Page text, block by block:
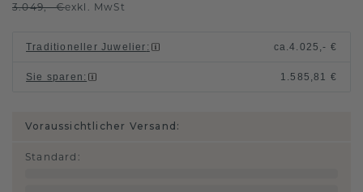
3.049,- €exkl. MwSt
Traditioneller Juwelier : ca.4.025,- €
Sie sparen : 1.585,81 €
Voraussichtlicher Versand:
Standard :